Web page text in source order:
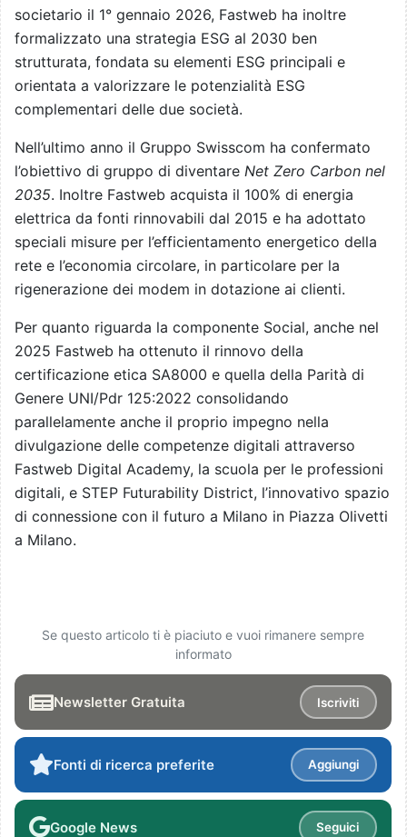
societario il 1° gennaio 2026, Fastweb ha inoltre
formalizzato una strategia ESG al 2030 ben
strutturata, fondata su elementi ESG principali e
orientata a valorizzare le potenzialità ESG
complementari delle due società.
Nell’ultimo anno il Gruppo Swisscom ha confermato
l’obiettivo di gruppo di diventare Net Zero Carbon nel
2035. Inoltre Fastweb acquista il 100% di energia
elettrica da fonti rinnovabili dal 2015 e ha adottato
speciali misure per l’efficientamento energetico della
rete e l’economia circolare, in particolare per la
rigenerazione dei modem in dotazione ai clienti.
Per quanto riguarda la componente Social, anche nel
2025 Fastweb ha ottenuto il rinnovo della
certificazione etica SA8000 e quella della Parità di
Genere UNI/Pdr 125:2022 consolidando
parallelamente anche il proprio impegno nella
divulgazione delle competenze digitali attraverso
Fastweb Digital Academy, la scuola per le professioni
digitali, e STEP Futurability District, l’innovativo spazio
di connessione con il futuro a Milano in Piazza Olivetti
a Milano.
Se questo articolo ti è piaciuto e vuoi rimanere sempre
informato
Newsletter Gratuita Iscriviti
Fonti di ricerca preferite Aggiungi
Google News Seguici